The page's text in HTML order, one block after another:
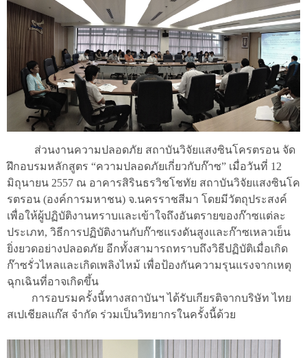
ส่วนงานความปลอดภัย สถาบันวิจัยแสงซินโครตรอน จัด
ฝึกอบรมหลักสูตร “ความปลอดภัยเกี่ยวกับก๊าซ” เมื่อวันที่ 12
มิถุนายน 2557 ณ อาคารสิรินธรวิชโชทัย สถาบันวิจัยแสงซินโค
รตรอน (องค์การมหาชน) จ.นครราชสีมา โดยมีวัตถุประสงค์
เพื่อให้ผู้ปฏิบัติงานทราบและเข้าใจถึงอันตรายของก๊าซแต่ละ
ประเภท, วิธีการปฏิบัติงานกับก๊าซแรงดันสูงและก๊าซเหลวเย็น
ยิ่งยวดอย่างปลอดภัย อีกทั้งสามารถทราบถึงวิธีปฏิบัติเมื่อเกิด
ก๊าซรั่วไหลและเกิดเพลิงไหม้ เพื่อป้องกันความรุนแรงจากเหตุ
ฉุกเฉินที่อาจเกิดขึ้น
การอบรมครั้งนี้ทางสถาบันฯ ได้รับเกียรติจากบริษัท ไทย
สเปเชียลแก๊ส จำกัด ร่วมเป็นวิทยากรในครั้งนี้ด้วย